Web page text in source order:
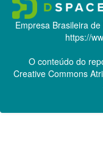
Empresa Brasileira
https://
O conteúdo do
Creative Commons